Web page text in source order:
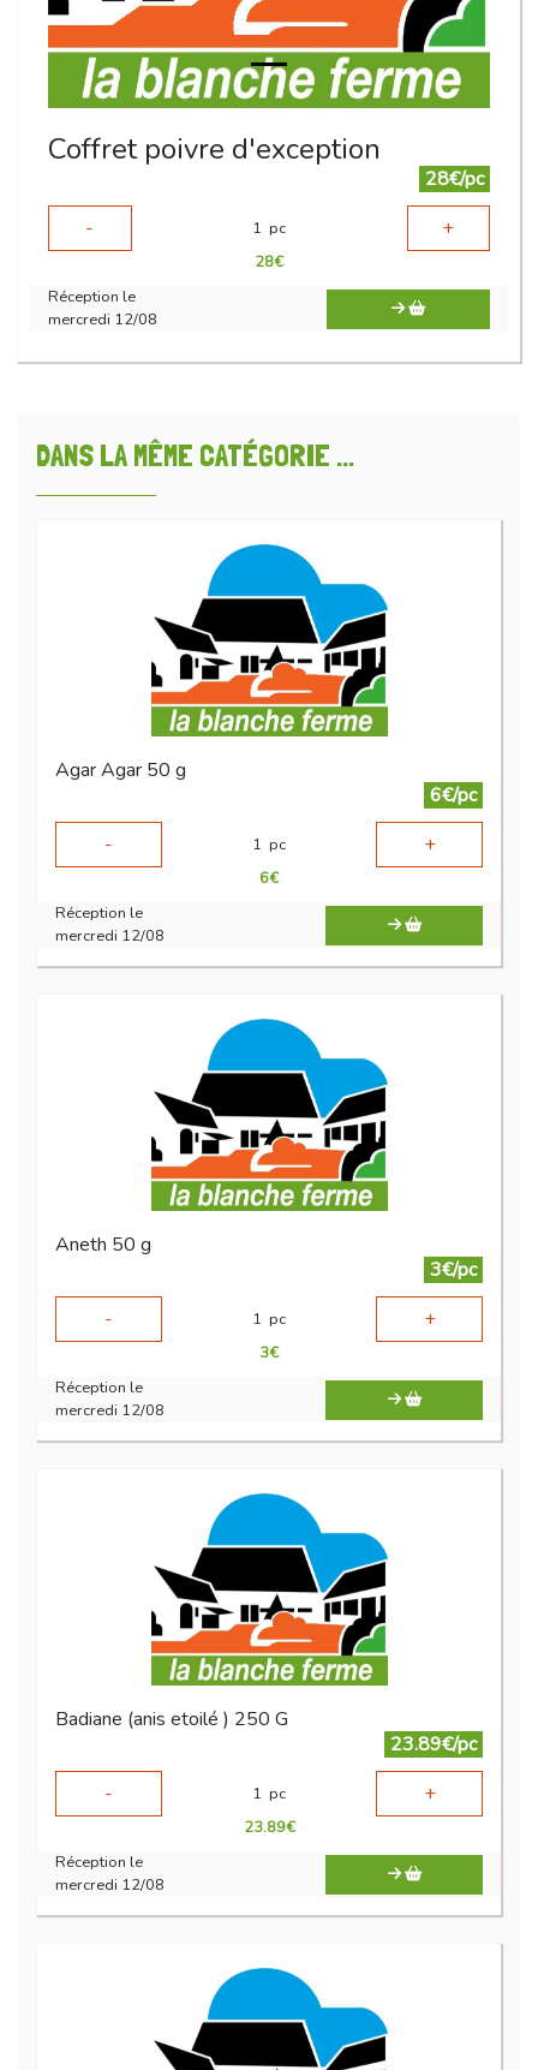
Coffret poivre d'exception
28€/pc
-
1 pc +
28€
Réception le
mercredi 12/08
DANS LA MÊME CATÉGORIE ...
Agar Agar 50 g
6€/pc
-
1 pc +
6€
Réception le
mercredi 12/08
Aneth 50 g
3€/pc
-
1 pc +
3€
Réception le
mercredi 12/08
Badiane (anis etoilé ) 250 G
23.89€/pc
-
1 pc +
23.89€
Réception le
mercredi 12/08